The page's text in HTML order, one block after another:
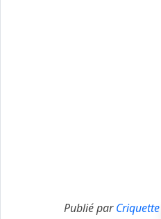
Publié parCriquette